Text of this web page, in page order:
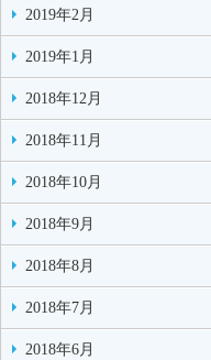
2019年2月
2019年1月
2018年12月
2018年11月
2018年10月
2018年9月
2018年8月
2018年7月
2018年6月